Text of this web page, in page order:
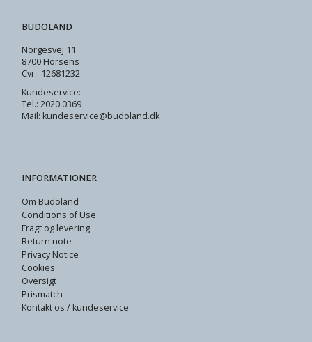
BUDOLAND
Norgesvej 11
8700 Horsens
Cvr.: 12681232
Kundeservice:
Tel.: 2020 0369
Mail: kundeservice@budoland.dk
INFORMATIONER
Om Budoland
Conditions of Use
Fragt og levering
Return note
Privacy Notice
Cookies
Oversigt
Prismatch
Kontakt os / kundeservice